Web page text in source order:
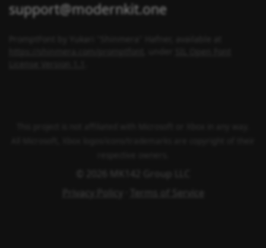
support@modernkit.one